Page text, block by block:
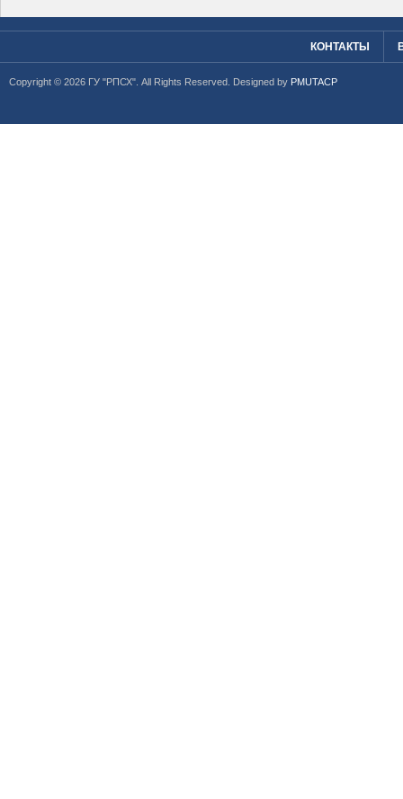
КОНТАКТЫ
Copyright © 2026 ГУ "РПСХ". All Rights Reserved. Designed by PMUTACP